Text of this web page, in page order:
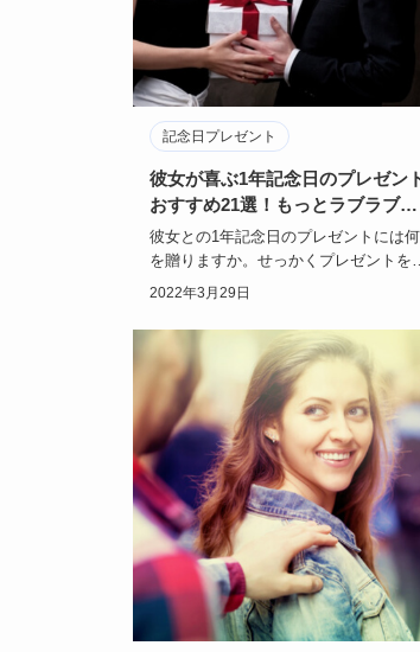
記念日プレゼント
彼女が喜ぶ1年記念日のプレゼン
おすすめ21選！もっとラブラブ
に！
彼女との1年記念日のプレゼントには何
を贈りますか。せっかくプレゼントを
るなら、彼女に喜んでほしいですよね。
2022年3月29日